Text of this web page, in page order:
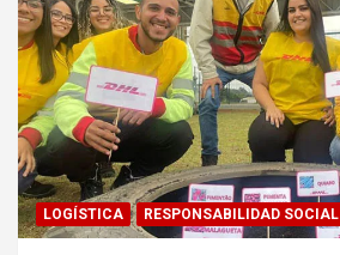
LOGÍSTICA RESPONSABILIDAD SOCIAL